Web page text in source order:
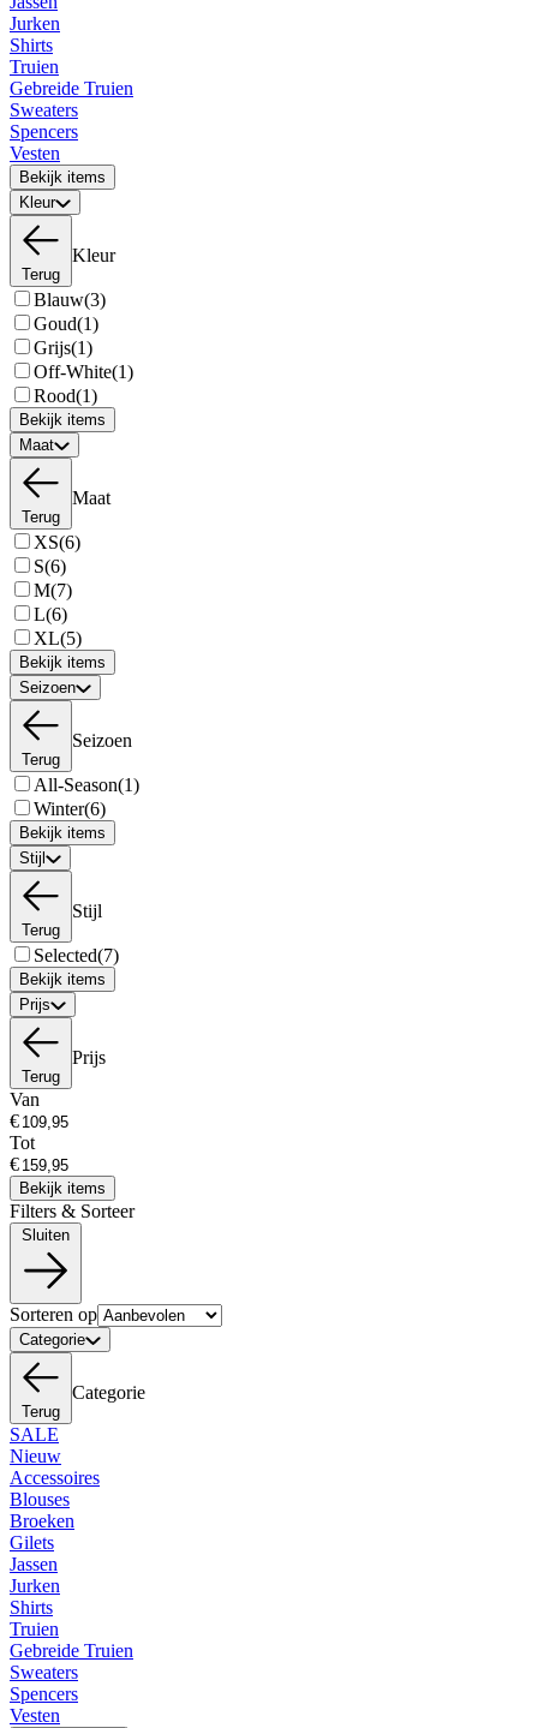
Jurken
Shirts
Truien
Gebreide Truien
Sweaters
Spencers
Vesten
Bekijk items
Kleur
Terug
Kleur
Blauw(3)
Goud(1)
Grijs(1)
Off-White(1)
Rood(1)
Bekijk items
Maat
Terug
Maat
XS(6)
S(6)
M(7)
L(6)
XL(5)
Bekijk items
Seizoen
Terug
Seizoen
All-Season(1)
Winter(6)
Bekijk items
Stijl
Terug
Stijl
Selected(7)
Bekijk items
Prijs
Terug
Prijs
Van
€
Tot
€
Bekijk items
Filters & Sorteer
Sorteren op
Categorie
Terug
Categorie
SALE
Nieuw
Accessoires
Blouses
Broeken
Gilets
Jassen
Jurken
Shirts
Truien
Gebreide Truien
Sweaters
Spencers
Vesten